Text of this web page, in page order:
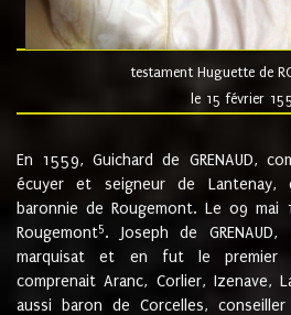
testament Huguette de
le 15 février
En 1559, Guichard de GRENAUD,
écuyer et seigneur de Lantenay,
baronnie de Rougemont. Le 09 mai
Rougemont5. Joseph de
marquisat et en fut le premier
comprenait Aranc, Corlier, Izenave,
aussi baron de Corcelles,